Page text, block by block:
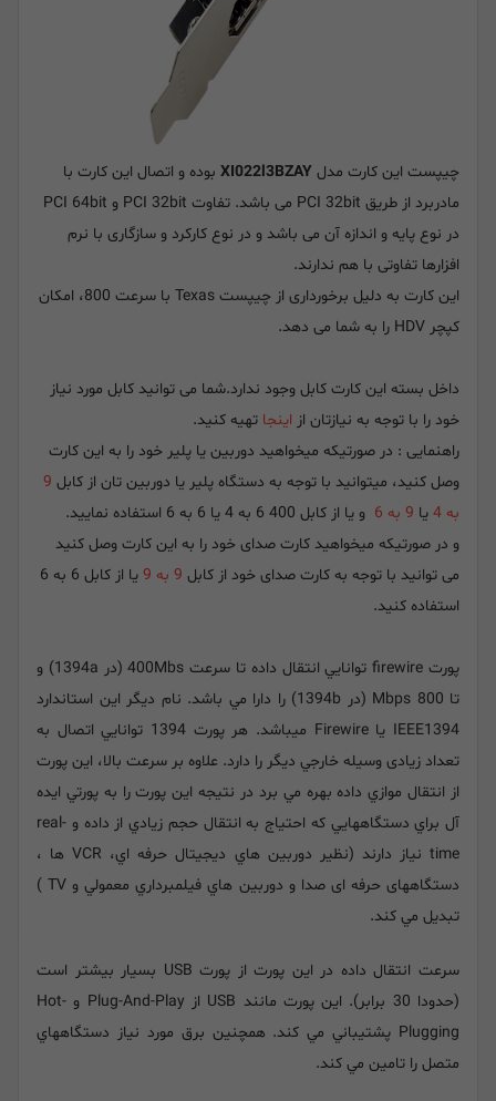
چیپست این کارت مدل XI022l3BZAY بوده و اتصال این کارت با
مادربرد از طریق PCI 32bit می باشد. تفاوت PCI 32bit و PCI 64bit
در نوع پایه و اندازه آن می باشد و در نوع کارکرد و سازگاری با نرم
افزارها تفاوتی با هم ندارند.
این کارت به دلیل برخورداری از چیپست Texas با سرعت 800، امکان
کپچر HDV را به شما می دهد.
داخل بسته این کارت کابل وجود ندارد.شما می توانید کابل مورد نیاز
خود را با توجه به نیازتان از اینجا تهیه کنید.
راهنمایی : در صورتیکه میخواهید دوربین یا پلیر خود را به این کارت
وصل کنید، میتوانید با توجه به دستگاه پلیر یا دوربین تان از کابل 9
به 4
یا 9 به 6
و یا از کابل 400 6 به 4 یا 6 به 6 استفاده نمایید.
و در صورتیکه میخواهید کارت صدای خود را به این کارت وصل کنید
می توانید با توجه به کارت صدای خود از کابل 9 به 9
یا از کابل 6 به 6
استفاده کنید.
پورت firewire توانايي انتقال داده تا سرعت 400Mbs (در 1394a) و
تا Mbps 800 (در 1394b) را دارا مي باشد. نام ديگر اين استاندارد
IEEE1394 یا Firewire ميباشد. هر پورت 1394 توانايي اتصال به
تعداد زیادی وسيله خارجي ديگر را دارد. علاوه بر سرعت بالا، اين پورت
از انتقال موازي داده بهره مي برد در نتيجه اين پورت را به پورتي ايده
آل براي دستگاههايي كه احتياج به انتقال حجم زيادي از داده و real-
time نياز دارند (نظير دوربين هاي ديجيتال حرفه اي، VCR ها ،
دستگاههای حرفه ای صدا و دوربين هاي فيلمبرداري معمولي و TV )
تبديل مي كند.
سرعت انتقال داده در اين پورت از پورت USB بسيار بيشتر است
(حدودا 30 برابر). اين پورت مانند USB از Plug-And-Play و Hot-
Plugging پشتيباني مي كند. همچنين برق مورد نياز دستگاههاي
متصل را تامين مي كند.